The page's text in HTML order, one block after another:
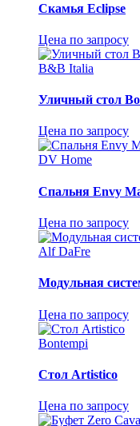
Скамья Eclipse
Цена по запросу
B&B Italia
Уличный стол
Цена по запросу
DV Home
Спальня Envy
Цена по запросу
Alf DaFre
Модульная
Цена по запросу
Bontempi
Стол Artistico
Цена по запросу